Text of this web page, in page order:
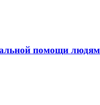
помощи